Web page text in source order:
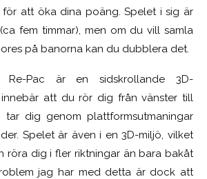
att öka dina poäng. Spelet i sig är
fem timmar), men om du vill samla
på banorna kan du dubblera det.
Re-Pac är en sidskrollande 3D-
att du rör dig från vänster till
dig genom plattformsutmaningar
Spelet är även i en 3D-miljö, vilket
röra dig i fler riktningar än bara bakåt
jag har med detta är dock att